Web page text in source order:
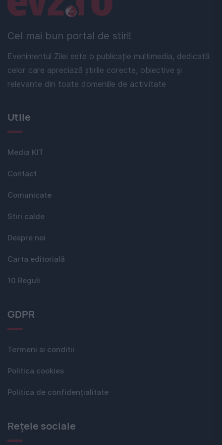
Cel mai bun portal de stiri!
Evenimentul Zilei este o publicație multimedia, dedicată
celor care apreciază știrile corecte, obiective și
relevante din toate domeniile de activitate
Utile
Media KIT
Contact
Comunicate
Stiri calde
Despre noi
Carta editorială
10 Reguli
GDPR
Termeni si conditii
Politica cookies
Politica de confidențialitate
Rețele sociale